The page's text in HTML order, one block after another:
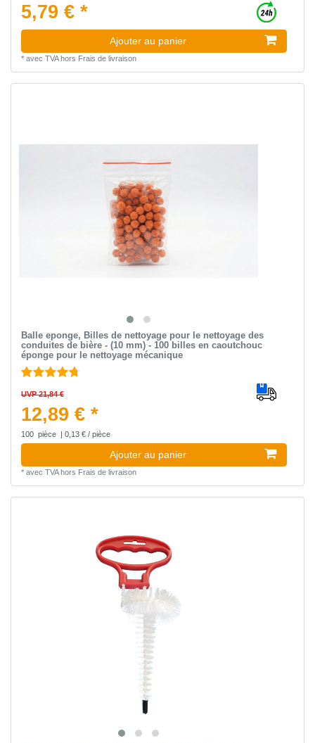
5,79 € *
Ajouter au panier
* avec TVAhors Frais de livraison
Balle eponge, Billes de nettoyage pour le nettoyage des
conduites de bière - (10 mm) - 100 billes en caoutchouc
éponge pour le nettoyage mécanique
UVP 21,84 €
12,89 € *
100 pièce | 0,13 € / pièce
Ajouter au panier
* avec TVAhors Frais de livraison